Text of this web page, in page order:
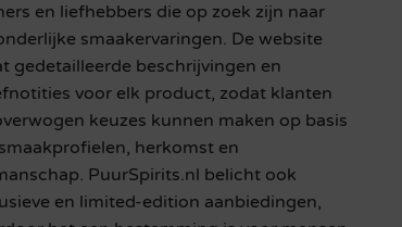
en liefhebbers die op zoek zijn naar
smaakervaringen. De website
gedetailleerde beschrijvingen en
voor elk product, zodat klanten
keuzes kunnen maken op basis
herkomst en
PuurSpirits.nl belicht ook
en limited-edition aanbiedingen,